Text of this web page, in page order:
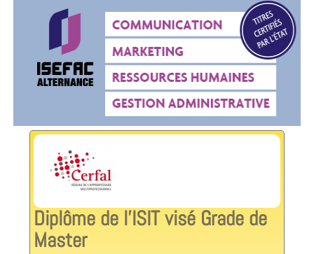
Diplôme de l'ISIT visé Grade de
Master